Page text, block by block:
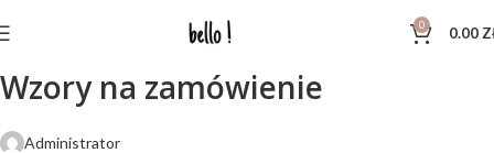
0 0.00
Wzory na zamówienie
Administrator